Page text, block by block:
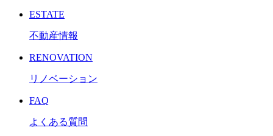
ESTATE
不動産情報
RENOVATION
リノベーション
FAQ
よくある質問